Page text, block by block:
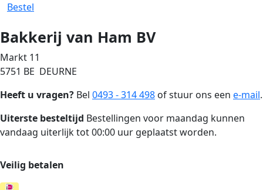
Bestel
Bakkerij van Ham BV
Markt 11
5751 BE DEURNE
Heeft u vragen? Bel 0493 - 314 498 of stuur ons een e-mail.
Uiterste besteltijd Bestellingen voor maandag kunnen
vandaag uiterlijk tot 00:00 uur geplaatst worden.
Veilig betalen